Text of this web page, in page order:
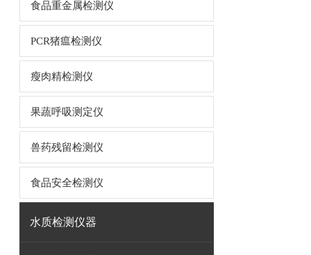
食品重金属检测仪
PCR猪瘟检测仪
瘦肉精检测仪
果蔬呼吸测定仪
兽药残留检测仪
食品安全检测仪
水质检测仪器